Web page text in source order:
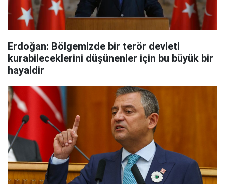
Erdoğan: Bölgemizde bir terör devleti
kurabileceklerini düşünenler için bu büyük bir
hayaldir